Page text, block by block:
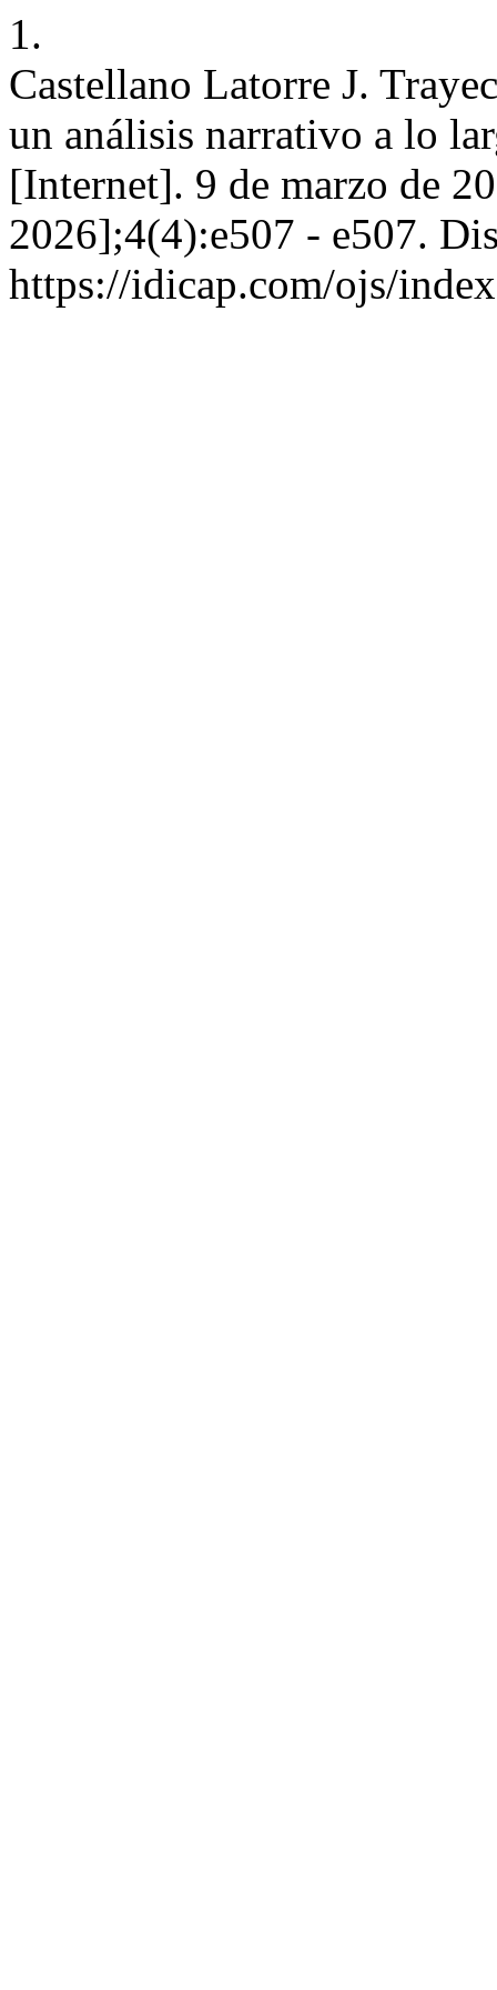
1.
Castellano Latorre J.
un análisis narrativo a lo
[Internet]. 9 de marzo de
2026];4(4):e507 - e507.
https://idicap.com/ojs/